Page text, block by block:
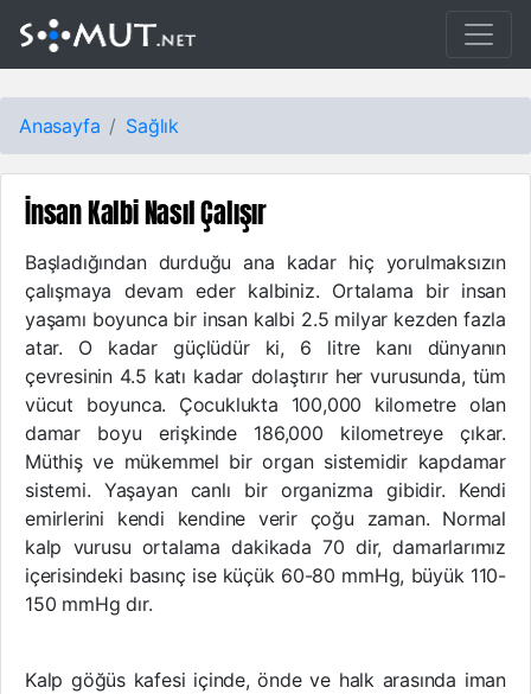
Anasayfa Sağlık
İnsan Kalbi Nasıl Çalışır
Başladığından durduğu ana kadar hiç yorulmaksızın
çalışmaya devam eder kalbiniz. Ortalama bir insan
yaşamı boyunca bir insan kalbi 2.5 milyar kezden fazla
atar. O kadar güçlüdür ki, 6 litre kanı dünyanın
çevresinin 4.5 katı kadar dolaştırır her vurusunda, tüm
vücut boyunca. Çocuklukta 100,000 kilometre olan
damar boyu erişkinde 186,000 kilometreye çıkar.
Müthiş ve mükemmel bir organ sistemidir kapdamar
sistemi. Yaşayan canlı bir organizma gibidir. Kendi
emirlerini kendi kendine verir çoğu zaman. Normal
kalp vurusu ortalama dakikada 70 dir, damarlarımız
içerisindeki basınç ise küçük 60-80 mmHg, büyük 110-
150 mmHg dır.
Kalp göğüs kafesi içinde, önde ve halk arasında iman